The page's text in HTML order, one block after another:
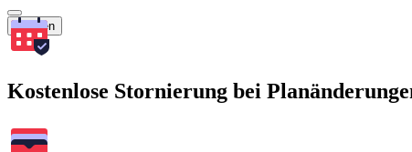
Suchen
Kostenlose Stornierung bei